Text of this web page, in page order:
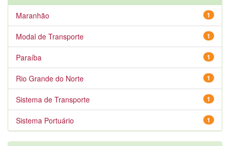
1
Maranhão
1
Modal de Transporte
1
Paraíba
1
Rio Grande do Norte
1
Sistema de Transporte
1
Sistema Portuário